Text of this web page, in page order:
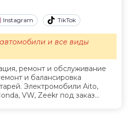
Instagram TikTok
ремонт и обслуживание
и балансировка
Электромобили Aito,
VW, Zeekr под заказ...
и все виды